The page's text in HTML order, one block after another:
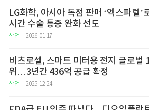
LG화학, 아시아 독점 판매 ‘엑스파렐’
시간 수술 통증 완화 선도
산업 2026-01-17
비츠로셀, 스마트 미터용 전지 글로벌
위…3년간 436억 공급 확정
산업 2025-12-24